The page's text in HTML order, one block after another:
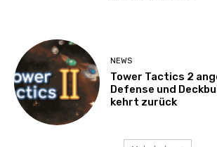
NEWS
Tower Tactics 2
Defense und
kehrt zurück